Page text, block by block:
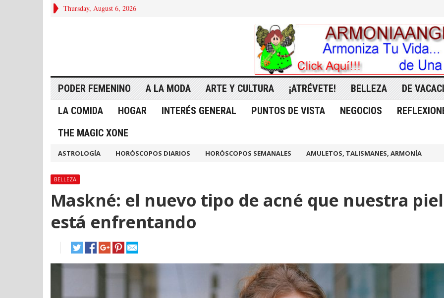
Thursday, August 6, 2026
PODER FEMENINO A LA MODA ARTE Y CULTURA ¡ATRÉVETE! BELLEZA DE
LA COMIDA
HOGAR INTERÉS GENERAL PUNTOS DE VISTA NEGOCIOS
THE MAGIC XONE
ASTROLOGÍA HORÓSCOPOS DIARIOS HORÓSCOPOS SEMANALES AMULETOS, TALISMANES, ARMONÍA
BELLEZA
Maskné: el nuevo tipo de acné que nuestra piel
está enfrentando